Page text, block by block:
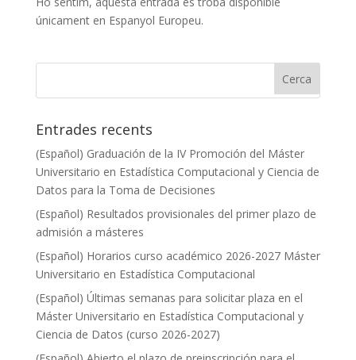
únicament en Espanyol Europeu.
Entrades recents
(Español) Graduación de la IV Promoción del Máster
Universitario en Estadística Computacional y Ciencia de
Datos para la Toma de Decisiones
(Español) Resultados provisionales del primer plazo de
admisión a másteres
(Español) Horarios curso académico 2026-2027 Máster
Universitario en Estadística Computacional
(Español) Últimas semanas para solicitar plaza en el
Máster Universitario en Estadística Computacional y
Ciencia de Datos (curso 2026-2027)